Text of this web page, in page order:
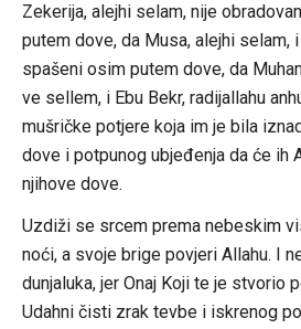
Zekerija, alejhi selam, nije
putem dove, da Musa, alejhi selam,
spašeni osim putem dove, da
ve sellem, i Ebu Bekr, radijallahu
mušričke potjere koja im je bila
dove i potpunog ubjeđenja da će ih
njihove dove.
Uzdiži se srcem prema nebeskim
noći, a svoje brige povjeri Allahu. I
dunjaluka, jer Onaj Koji te je stvorio
Udahni čisti zrak tevbe i iskrenog